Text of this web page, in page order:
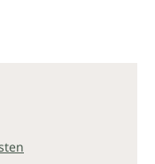
als
stahl sogar die
Beruf Polizist).
Als sie sich hier
im letzten